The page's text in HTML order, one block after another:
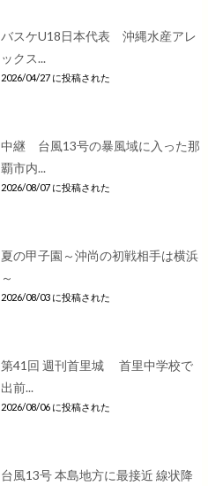
バスケU18日本代表 沖縄水産アレ
ックス...
2026/04/27 に投稿された
中継 台風13号の暴風域に入った那
覇市内...
2026/08/07 に投稿された
夏の甲子園～沖尚の初戦相手は横浜
～
2026/08/03 に投稿された
第41回 週刊首里城 首里中学校で
出前...
2026/08/06 に投稿された
台風13号 本島地方に最接近 線状降